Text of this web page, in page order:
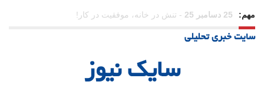
مهم: 23 دسامبر 25 - چرا اراده می‌کنیم ولی شکست می‌خوریم؟
21 دسامبر 25
سایت خبری تحلیلی
سایک نیوز